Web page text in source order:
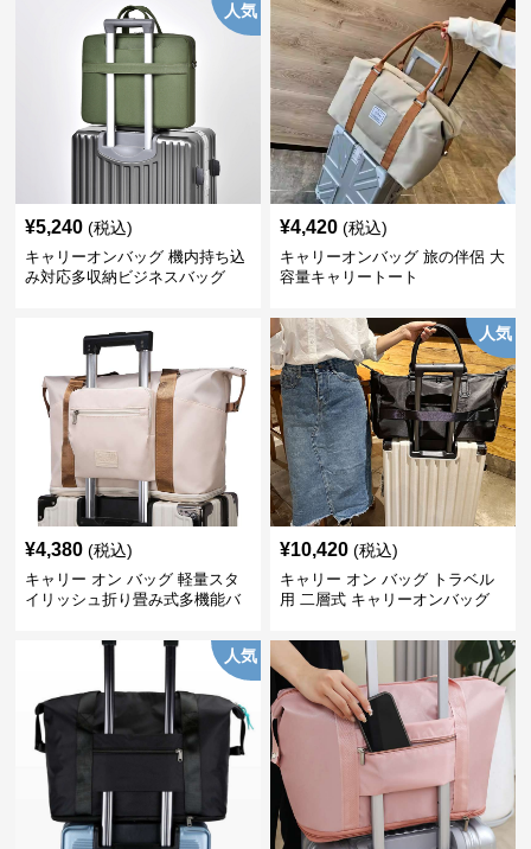
人気
¥5,240 (税込)
キャリーオンバッグ 機内持ち込
み対応多収納ビジネスバッグ
¥4,420 (税込)
キャリーオンバッグ 旅の伴侶 大
容量キャリートート
¥4,380 (税込)
キャリー オン バッグ 軽量スタ
イリッシュ折り畳み式多機能バ
人気
¥10,420 (税込)
キャリー オン バッグ トラベル
用 二層式 キャリーオンバッグ
人気